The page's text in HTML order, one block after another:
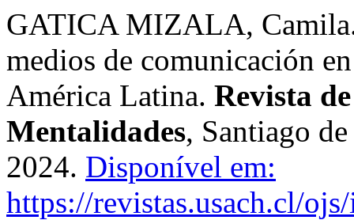
GATICA MIZALA,
medios de comunicación
América Latina. Revista
Mentalidades, Santiago
2024. Disponível em:
https://revistas.usach.cl/